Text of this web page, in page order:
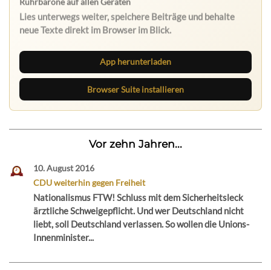
App herunterladen
Browser Suite installieren
Vor zehn Jahren...
10. August 2016
CDU weiterhin gegen Freiheit
Nationalismus FTW! Schluss mit dem Sicherheitsleck
ärztliche Schweigepflicht. Und wer Deutschland nicht
liebt, soll Deutschland verlassen. So wollen die Unions-
Innenminister...